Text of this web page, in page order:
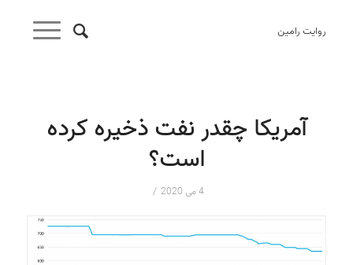
روایت رامین
آمریکا چقدر نفت ذخیره کرده
است؟
4 می 2020 /